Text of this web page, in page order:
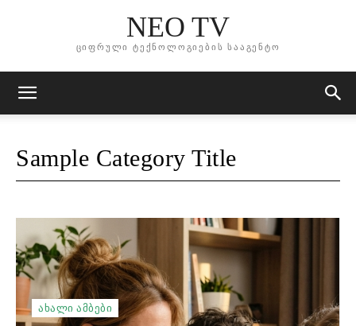
NEO TV
ციფრული ტექნოლოგიების სააგენტო
Sample Category Title
ᲐᲮᲐᲚᲘ ᲐᲛᲑᲔᲑᲘ